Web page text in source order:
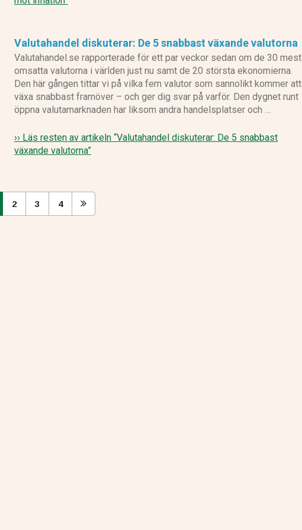
Valutahandel diskuterar: De 5 snabbast växande valutorna
Valutahandel.se rapporterade för ett par veckor sedan om de 30 mest
omsatta valutorna i världen just nu samt de 20 största ekonomierna.
Den här gången tittar vi på vilka fem valutor som sannolikt kommer att
växa snabbast framöver – och ger dig svar på varför. Den dygnet runt
öppna valutamarknaden har liksom andra handelsplatser och …
›› Läs resten av artikeln “Valutahandel diskuterar: De 5 snabbast
växande valutorna”
2 3 4